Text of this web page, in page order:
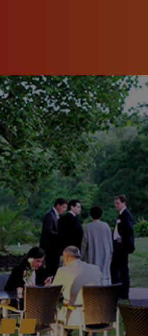
D I N G